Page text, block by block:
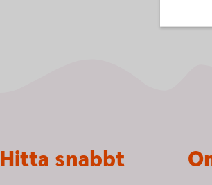
Hitta snabbt